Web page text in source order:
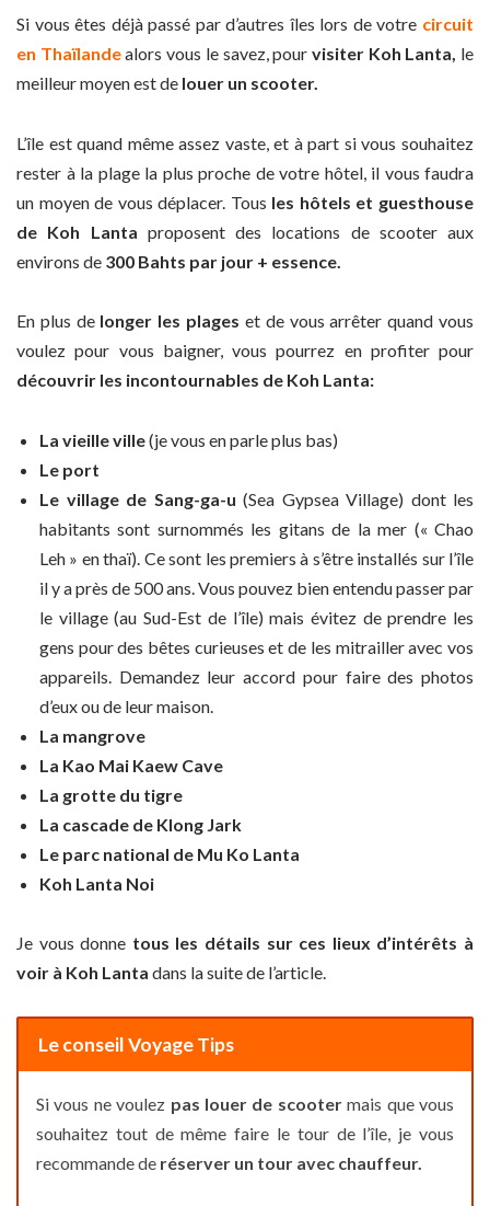
Si vous êtes déjà passé par d’autres îles lors de votre circuit
en Thaïlandealors vous le savez, pour visiter Koh Lanta, le
meilleur moyen est de louer un scooter.
L’île est quand même assez vaste, et à part si vous souhaitez
rester à la plage la plus proche de votre hôtel, il vous faudra
un moyen de vous déplacer. Tous les hôtels et guesthouse
de Koh Lanta proposent des locations de scooter aux
environs de 300 Bahts par jour + essence.
En plus delonger les plages et de vous arrêter quand vous
voulez pour vous baigner, vous pourrez en profiter pour
découvrir les incontournables de Koh Lanta:
La vieille ville(je vous en parle plus bas)
Le port
Le village de Sang-ga-u (Sea Gypsea Village) dont les
habitants sont surnommés les gitans de la mer (« Chao
Leh » en thaï). Ce sont les premiers à s’être installés sur l’île
il y a près de 500 ans. Vous pouvez bien entendu passer par
le village (au Sud-Est de l’île) mais évitez de prendre les
gens pour des bêtes curieuses et de les mitrailler avec vos
appareils. Demandez leur accord pour faire des photos
d’eux ou de leur maison.
La mangrove
La Kao Mai Kaew Cave
La grotte du tigre
La cascade de Klong Jark
Le parc national de Mu Ko Lanta
Koh Lanta Noi
Je vous donne tous les détails sur ces lieux d’intérêts à
voir à Koh Lanta dans la suite de l’article.
Le conseil Voyage Tips
Si vous ne voulez pas louer de scootermais que vous
souhaitez tout de même faire le tour de l’île, je vous
recommande de réserver un tour avec chauffeur.